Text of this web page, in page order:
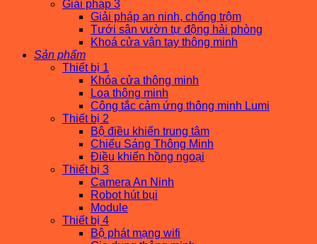
Giải pháp 3
Giải pháp an ninh, chống trộm
Tưới sân vườn tự động hải phòng
Khoá cửa vân tay thông minh
Sản phẩm
Thiết bị 1
Khóa cửa thông minh
Loa thông minh
Công tắc cảm ứng thông minh Lumi
Thiết bị 2
Bộ điều khiển trung tâm
Chiếu Sáng Thông Minh
Điều khiển hồng ngoại
Thiết bị 3
Camera An Ninh
Robot hút bụi
Module
Thiết bị 4
Bộ phát mạng wifi